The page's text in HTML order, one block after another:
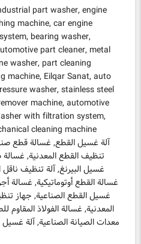
part washer, engine
machine, car engine
bearing washer,
part cleaner, metal
washer, part cleaning
machine, Eilqar Sanat, auto
washer, stainless steel
machine, automotive
with filtration system,
cleaning machine
آلة غسيل القطع, غسالة قطع
تنظيف القطع المعدنية,
غسيل البيرنغ, آلة تنظيف
غسالة القطع أوتوماتيكية, غسالة
غسيل القطع الصناعية, جهاز
المعدنية, غسالة الفولاذ
معدات الصيانة الصناعية, آلة غسيل